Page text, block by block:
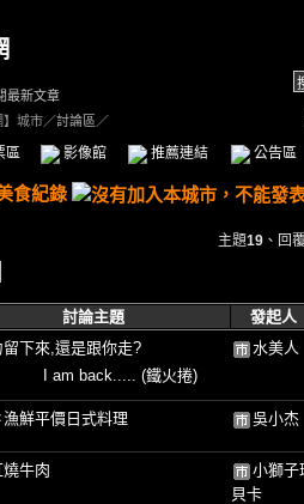
最新文章
】城市／討論區／
區 影像館 推薦連結 公告區
食紀錄
主題19 、回覆
討論主題 發起人
留下來,還是跟你走?
I am back..... (鐵火捲)
水美人
漁鮮平價日式料理 吳小杰
牛肉
小獅子
貝卡